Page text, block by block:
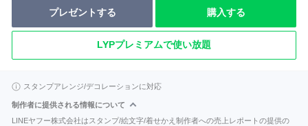
プレゼントする 購入する
LYPプレミアムで使い放題
スタンプアレンジ/デコレーションに対応
制作者に提供される情報について
LINEヤフー株式会社はスタンプ/絵文字/着せかえ制作者への売上レポートの提供の